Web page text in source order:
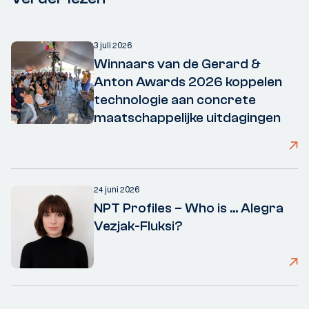
3 juli 2026
Winnaars van de Gerard &
Anton Awards 2026 koppelen
technologie aan concrete
maatschappelijke uitdagingen
24 juni 2026
NPT Profiles – Who is ... Alegra
Vezjak-Fluksi?